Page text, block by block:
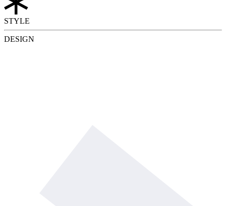
STYLE
DESIGN